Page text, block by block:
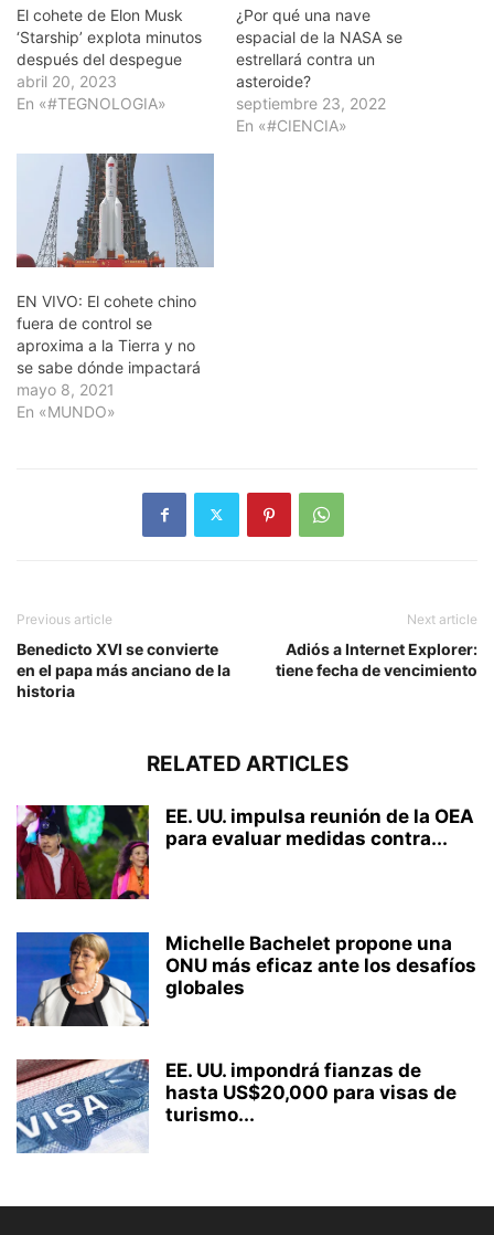
El cohete de Elon Musk
‘Starship’ explota minutos
después del despegue
abril 20, 2023
En «#TEGNOLOGIA»
¿Por qué una nave
espacial de la NASA se
estrellará contra un
asteroide?
septiembre 23, 2022
En «#CIENCIA»
EN VIVO: El cohete chino
fuera de control se
aproxima a la Tierra y no
se sabe dónde impactará
mayo 8, 2021
En «MUNDO»
Previous article
Benedicto XVI se convierte
en el papa más anciano de la
historia
Next article
Adiós a Internet Explorer:
tiene fecha de vencimiento
RELATED ARTICLES
EE. UU. impulsa reunión de la OEA
para evaluar medidas contra...
Michelle Bachelet propone una
ONU más eficaz ante los desafíos
globales
EE. UU. impondrá fianzas de
hasta US$20,000 para visas de
turismo...